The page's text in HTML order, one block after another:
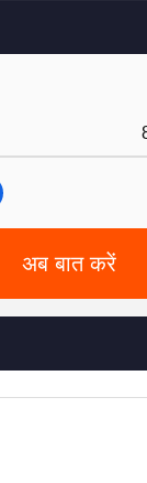
अब बात करें